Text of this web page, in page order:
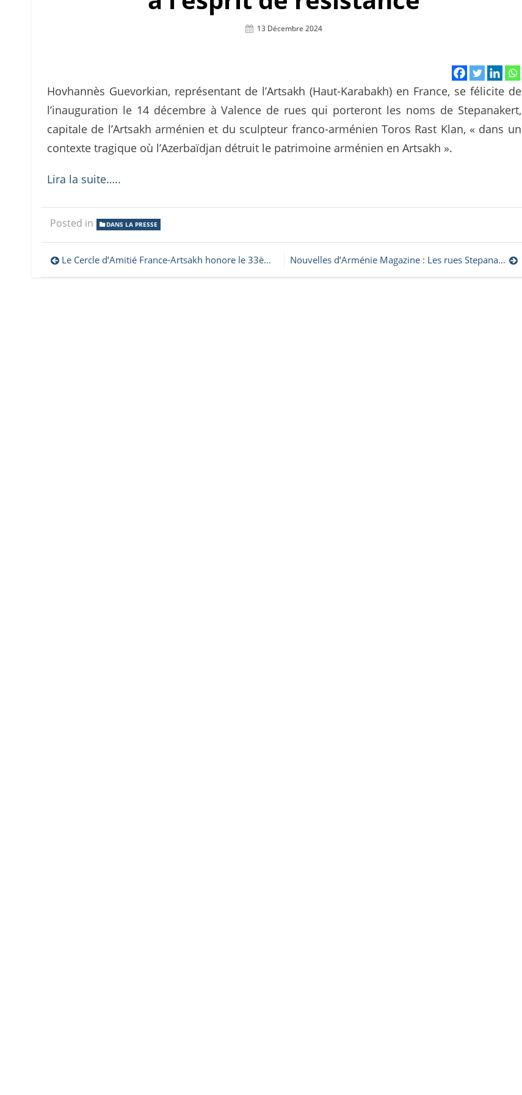
Posted
13 Décembre 2024
Hovhannès Guevorkian, représentant de l’Artsakh (Haut-Karabakh) en France, se félicite de
l’inauguration le 14 décembre à Valence de rues qui porteront les noms de Stepanakert,
capitale de l’Artsakh arménien et du sculpteur franco-arménien Toros Rast Klan, « dans un
contexte tragique où l’Azerbaïdjan détruit le patrimoine arménien en Artsakh ».
Lira la suite…..
Posted in DANS LA PRESSE
Navigation
de
Le Cercle d’Amitié France-Artsakh honore le 33ème anniversaire du référendum pour l’indépendance de l’Artsakh Nouvelles d’Arménie Magazine : Les rues Stepanakert et Toros Rast-Klan inaugurées à Valence en présence de Nicolas Daragon, Hovhannès Guévorkian et Marie Toros